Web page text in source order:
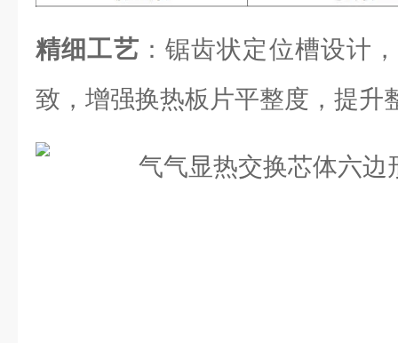
精细工艺 ：锯齿状定位槽设计
致，增强换热板片平整度，提升